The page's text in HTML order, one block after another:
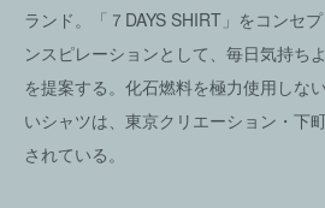
ランド。「７DAYS SHIRT」をコンセ
ンスピレーションとして、毎日気持ち
を提案する。化石燃料を極力使用しな
いシャツは、東京クリエーション・下
されている。